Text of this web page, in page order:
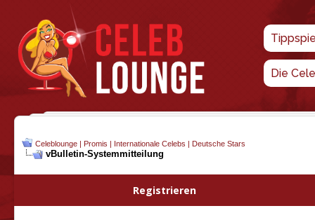
Die
Celeblounge | Promis | Internationale Celebs | Deutsche Stars
vBulletin-Systemmitteilung
Registrieren